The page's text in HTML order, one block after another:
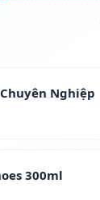
Nghiệp
300ml